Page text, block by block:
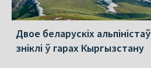
Двое беларускіх альпіністаў
зніклі ў гарах Кыргызстану